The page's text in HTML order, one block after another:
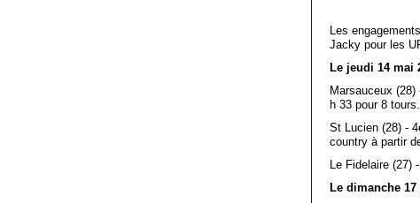
Les
Jacky pour les
Le jeudi 14 mai
Marsauceux
h 33 pour 8
St Lucien (28) -
country à partir
Le Fidelaire (27)
Le dimanche 17